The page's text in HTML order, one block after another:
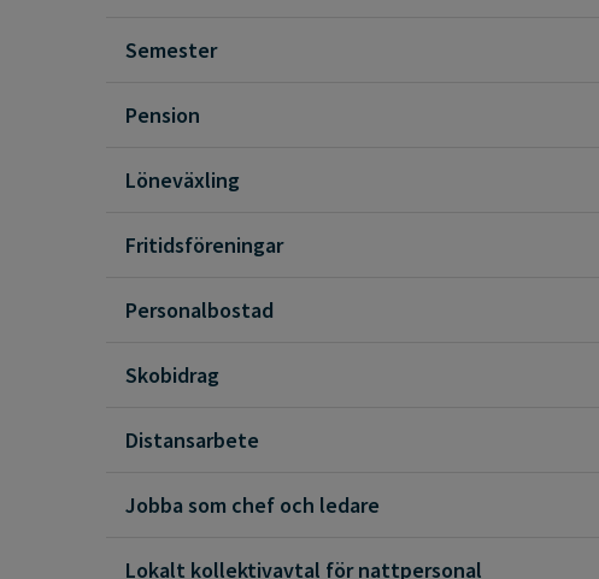
Semester
Pension
Löneväxling
Fritidsföreningar
Personalbostad
Skobidrag
Distansarbete
Jobba som chef och ledare
Lokalt kollektivavtal för nattpersonal